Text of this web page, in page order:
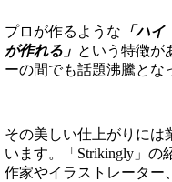
プロが作るような 「ハ
が作れる」 という特徴が
ーの間でも話題沸騰とな
その美しい仕上がりには
います。「Strikingly」の
作家やイラストレーター